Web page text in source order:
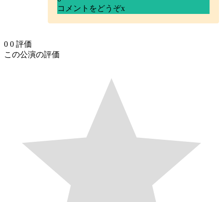
コメントをどうぞx
0 0 評価
この公演の評価